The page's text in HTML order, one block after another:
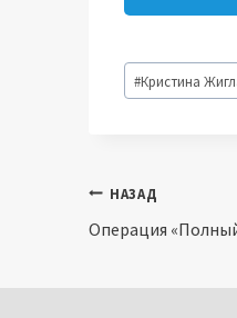
Метки
записи:
#Кристина
Навигация
по
НАЗАД
Операция